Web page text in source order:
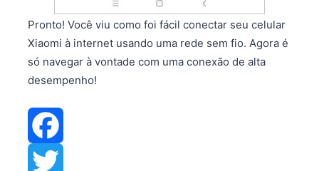
Pronto! Você viu como foi fácil conectar seu celular
Xiaomi à internet usando uma rede sem fio. Agora é
só navegar à vontade com uma conexão de alta
desempenho!
Facebook